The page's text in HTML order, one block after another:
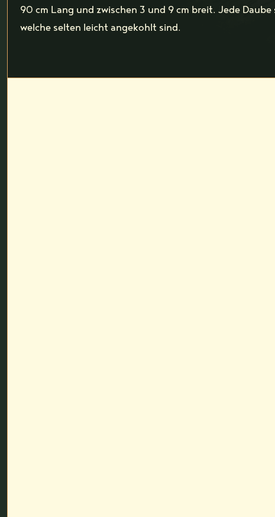
90 cm Lang und zwischen 3 und 9 cm breit. Jede
welche selten leicht angekohlt sind.